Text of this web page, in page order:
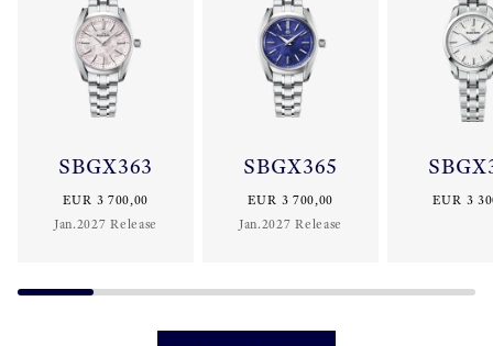
SBGX363
EUR 3 700,00
Jan.2027 Release
SBGX365
EUR 3 700,00
Jan.2027 Release
EUR 3